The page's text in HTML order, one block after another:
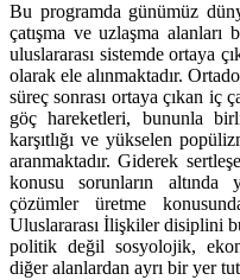
Bu programda günümüz
çatışma ve uzlaşma alanları
uluslararası sistemde ortaya
olarak ele alınmaktadır.
süreç sonrası ortaya çıkan iç
göç hareketleri, bununla
karşıtlığı ve yükselen
aranmaktadır. Giderek
konusu sorunların
çözümler üretme
Uluslararası İlişkiler disiplini
politik değil sosyolojik,
diğer alanlardan ayrı bir yer